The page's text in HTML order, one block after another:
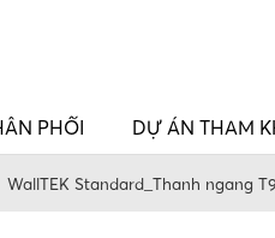
PHỐI DỰ ÁN THAM
WallTEK Standard_Thanh ngang